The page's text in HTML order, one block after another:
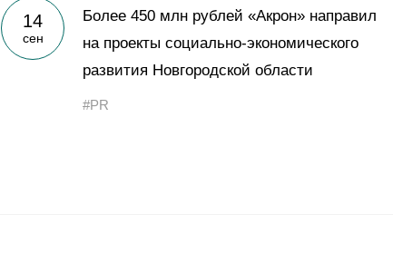
14
сен
Более 450 млн рублей «Акрон» направил
на проекты социально-экономического
развития Новгородской области
#PR